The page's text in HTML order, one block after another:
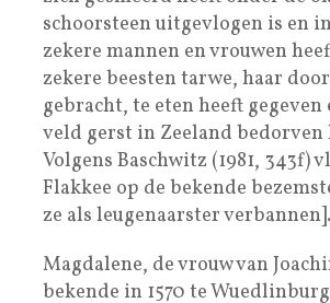
schoorsteen uitgevlogen is en
zekere mannen en vrouwen
zekere beesten tarwe, haar
gebracht, te eten heeft gegeven
veld gerst in Zeeland bedorven
Volgens Baschwitz (1981, 343f)
Flakkee op de bekende
ze als leugenaarster verbannen].
Magdalene, de vrouw van
bekende in 1570 te